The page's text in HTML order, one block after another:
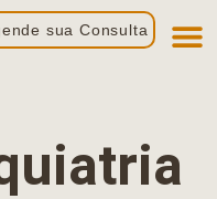
sua Consulta